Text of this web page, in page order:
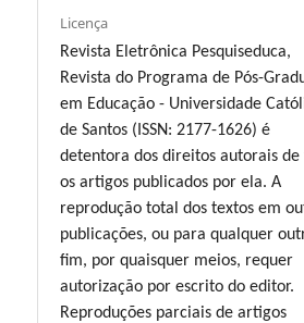
Licença
Revista Eletrônica Pesquiseduca,
Revista do Programa de Pós-
em Educação - Universidade
de Santos (ISSN: 2177-1626) é
detentora dos direitos autorais de
os artigos publicados por ela. A
reprodução total dos textos em
publicações, ou para qualquer
fim, por quaisquer meios, requer
autorização por escrito do editor.
Reproduções parciais de artigos